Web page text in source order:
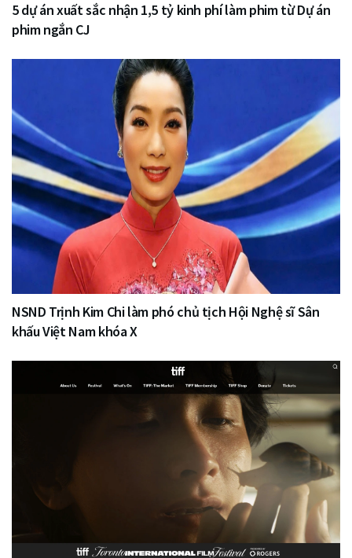
5 dự án xuất sắc nhận 1,5 tỷ kinh phí làm phim từ Dự án
phim ngắn CJ
NSND Trịnh Kim Chi làm phó chủ tịch Hội Nghệ sĩ Sân
khấu Việt Nam khóa X